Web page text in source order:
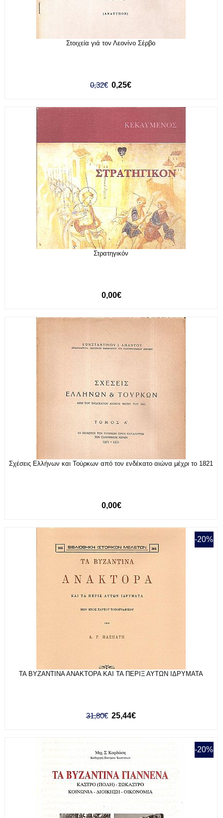
Στοιχεία γιά τον Λεονίνο Σέρβο
0,32€ 0,25€
Στρατηγικόν
0,00€
Σχέσεις Ελλήνων και Τούρκων από τον ενδέκατο αιώνα μέχρι το 1821
0,00€
-20%
ΤΑ ΒΥΖΑΝΤΙΝΑ ΑΝΑΚΤΟΡΑ ΚΑΙ ΤΑ ΠΕΡΙΞ ΑΥΤΩΝ ΙΔΡΥΜΑΤΑ
31,80€ 25,44€
-20%